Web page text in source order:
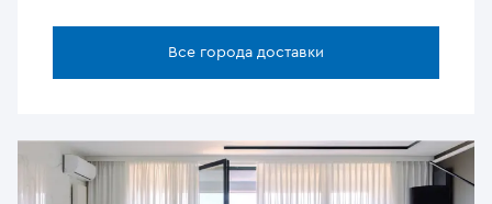
Все города доставки